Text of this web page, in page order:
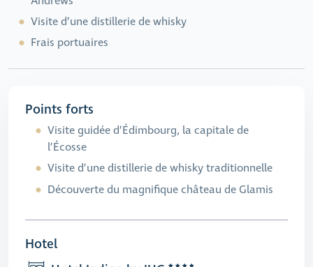
Visite d’une distillerie de whisky
Frais portuaires
Points forts
Visite guidée d’Édimbourg, la capitale de
l’Écosse
Visite d’une distillerie de whisky traditionnelle
Découverte du magnifique château de Glamis
Hotel